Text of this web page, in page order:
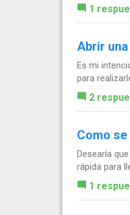
1
Abrir
Es mi
para
2
Como
Desearía
rápida para
1